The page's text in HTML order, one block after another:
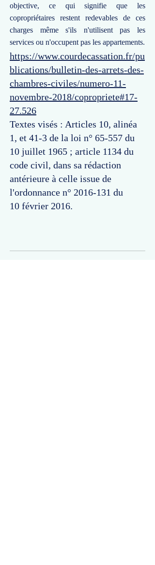
objective, ce qui signifie que les
copropriétaires restent redevables de ces
charges même s'ils n'utilisent pas les
services ou n'occupent pas les appartements.
https://www.courdecassation.fr/pu
blications/bulletin-des-arrets-des-
chambres-civiles/numero-11-
novembre-2018/copropriete#17-
27.526
Textes visés : Articles 10, alinéa
1, et 41-3 de la loi n° 65-557 du
10 juillet 1965 ; article 1134 du
code civil, dans sa rédaction
antérieure à celle issue de
l'ordonnance n° 2016-131 du
10 février 2016.